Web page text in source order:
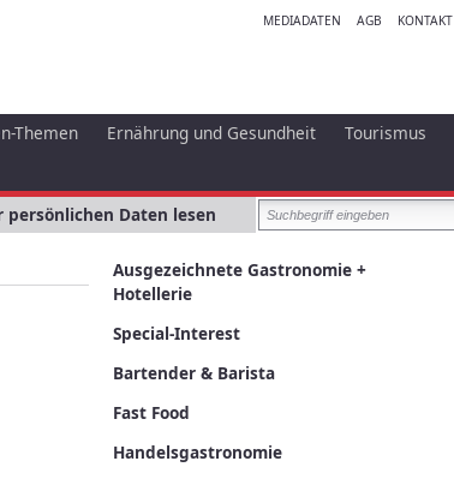
MEDIADATEN AGB KONTAKT
Themen Ernährung und Gesundheit Tourismus
Daten lesen
Ausgezeichnete Gastronomie +
Hotellerie
Special-Interest
Bartender & Barista
Fast Food
Handelsgastronomie